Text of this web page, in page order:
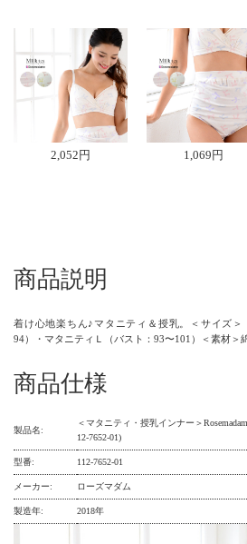
2,052円 1,069円
商品説明
着け心地楽ちん♪マタニティ＆授乳。＜サイズ
94）・マタニティＬ（バスト：93〜101）＜素材
商品仕様
製品名:
＜マタニティ・授乳インナー＞
12-7652-01)
型番: 112-7652-01
メーカー: ローズマダム
製造年: 2018年